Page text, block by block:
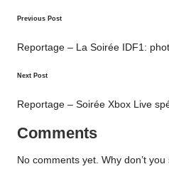
Post
navigation
Previous Post
Reportage – La Soirée IDF1:
Next Post
Reportage – Soirée Xbox Live
Comments
No comments yet. Why don’t